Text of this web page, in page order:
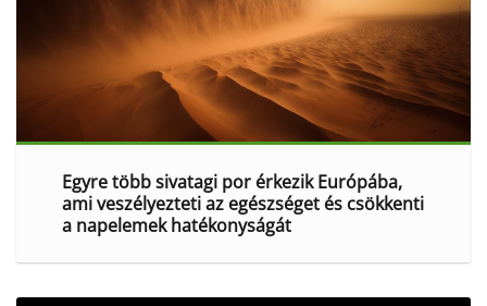
Egyre több sivatagi por érkezik Európába,
ami veszélyezteti az egészséget és csökkenti
a napelemek hatékonyságát